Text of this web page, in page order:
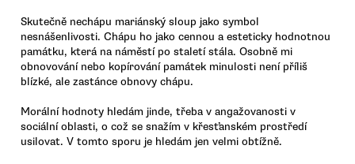
Skutečně nechápu mariánský sloup jako symbol
nesnášenlivosti. Chápu ho jako cennou a esteticky hodnotnou
památku, která na náměstí po staletí stála. Osobně mi
obnovování nebo kopírování památek minulosti není příliš
blízké, ale zastánce obnovy chápu.
Morální hodnoty hledám jinde, třeba v angažovanosti v
sociální oblasti, o což se snažím v křesťanském prostředí
usilovat. V tomto sporu je hledám jen velmi obtížně.